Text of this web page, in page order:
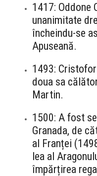
1417: Oddone
unanimitate
încheindu-se
Apuseană.
1493:
doua sa
Martin.
1500: A fost
Granada, de
al Franței
lea al
împărțirea